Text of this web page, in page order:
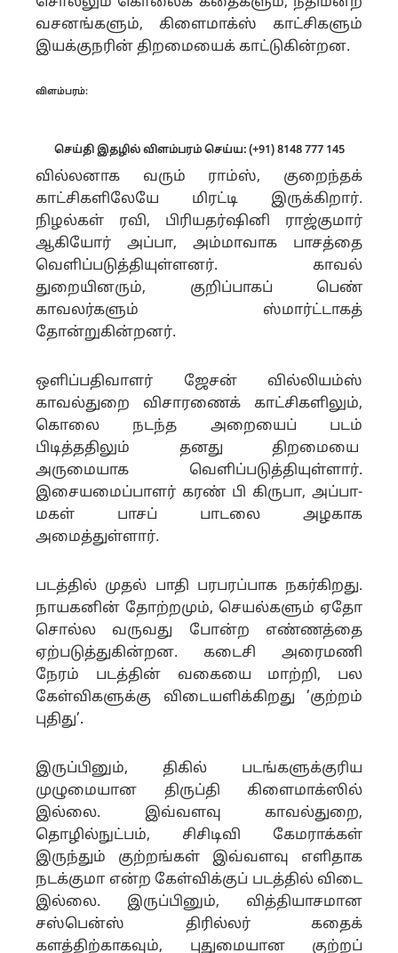
வசனங்களும், கிளைமாக்ஸ் காட்சிகளும்
இயக்குநரின் திறமையைக் காட்டுகின்றன.
விளம்பரம்:
செய்தி இதழில் விளம்பரம் செய்ய: (+91) 8148 777 145
வில்லனாக வரும் ராம்ஸ், குறைந்தக்
காட்சிகளிலேயே மிரட்டி இருக்கிறார்.
நிழல்கள் ரவி, பிரியதர்ஷினி ராஜ்குமார்
ஆகியோர் அப்பா, அம்மாவாக பாசத்தை
வெளிப்படுத்தியுள்ளனர். காவல்
துறையினரும், குறிப்பாகப் பெண்
காவலர்களும் ஸ்மார்ட்டாகத்
தோன்றுகின்றனர்.
ஒளிப்பதிவாளர் ஜேசன் வில்லியம்ஸ்
காவல்துறை விசாரணைக் காட்சிகளிலும்,
கொலை நடந்த அறையைப் படம்
பிடித்ததிலும் தனது திறமையை
அருமையாக வெளிப்படுத்தியுள்ளார்.
இசையமைப்பாளர் கரண் பி கிருபா, அப்பா-
மகள் பாசப் பாடலை அழகாக
அமைத்துள்ளார்.
படத்தில் முதல் பாதி பரபரப்பாக நகர்கிறது.
நாயகனின் தோற்றமும், செயல்களும் ஏதோ
சொல்ல வருவது போன்ற எண்ணத்தை
ஏற்படுத்துகின்றன. கடைசி அரைமணி
நேரம் படத்தின் வகையை மாற்றி, பல
கேள்விகளுக்கு விடையளிக்கிறது ’குற்றம்
புதிது’.
இருப்பினும், திகில் படங்களுக்குரிய
முழுமையான திருப்தி கிளைமாக்ஸில்
இல்லை. இவ்வளவு காவல்துறை,
தொழில்நுட்பம், சிசிடிவி கேமராக்கள்
இருந்தும் குற்றங்கள் இவ்வளவு எளிதாக
நடக்குமா என்ற கேள்விக்குப் படத்தில் விடை
இல்லை. இருப்பினும், வித்தியாசமான
சஸ்பென்ஸ் திரில்லர் கதைக்
களத்திற்காகவும், புதுமையான குற்றப்